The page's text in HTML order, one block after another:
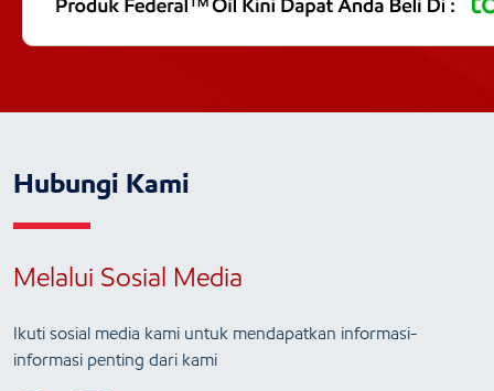
Hubungi Kami
Melalui Sosial Media
Ikuti sosial media kami untuk mendapatkan informasi-
informasi penting dari kami